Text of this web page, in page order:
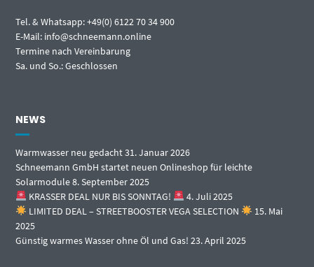
Tel. & Whatsapp: +49(0) 6122 70 34 900
E-Mail: info@schneemann.online
Termine nach Vereinbarung
Sa. und So.: Geschlossen
NEWS
Warmwasser neu gedacht31. Januar 2026
Schneemann GmbH startet neuen Onlineshop für leichte
Solarmodule8. September 2025
KRASSER DEAL NUR BIS SONNTAG!
4. Juli 2025
LIMITED DEAL – STREETBOOSTER VEGA SELECTION
15. Mai
2025
Günstig warmes Wasser ohne Öl und Gas! 23. April 2025